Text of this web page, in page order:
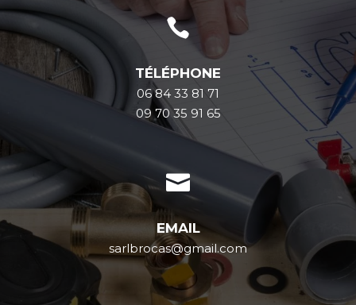

TÉLÉPHONE
06 84 33 81 71
09 70 35 91 65

EMAIL
sarlbrocas@gmail.com